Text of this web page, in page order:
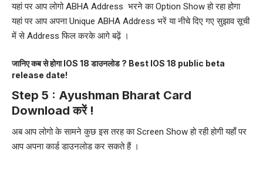
यहां पर आप लोगो ABHA Address भरने का Option Show हो रहा होगा
यहां पर आप अपना Unique ABHA Address भरें या नीचे दिए गए सुझाव सूची
में से Address फिल करके आगे बढ़ें ।
जानिए कब से होगा IOS 18 डाउनलोड ? Best IOS 18 public beta
release date!
Step 5 : Ayushman Bharat Card
Download करें !
अब आप लोगो के सामने कुछ इस तरह का Screen Show हो रही होगी यहाँ पर
आप अपना कार्ड डाउनलोड कर सकते हैं ।